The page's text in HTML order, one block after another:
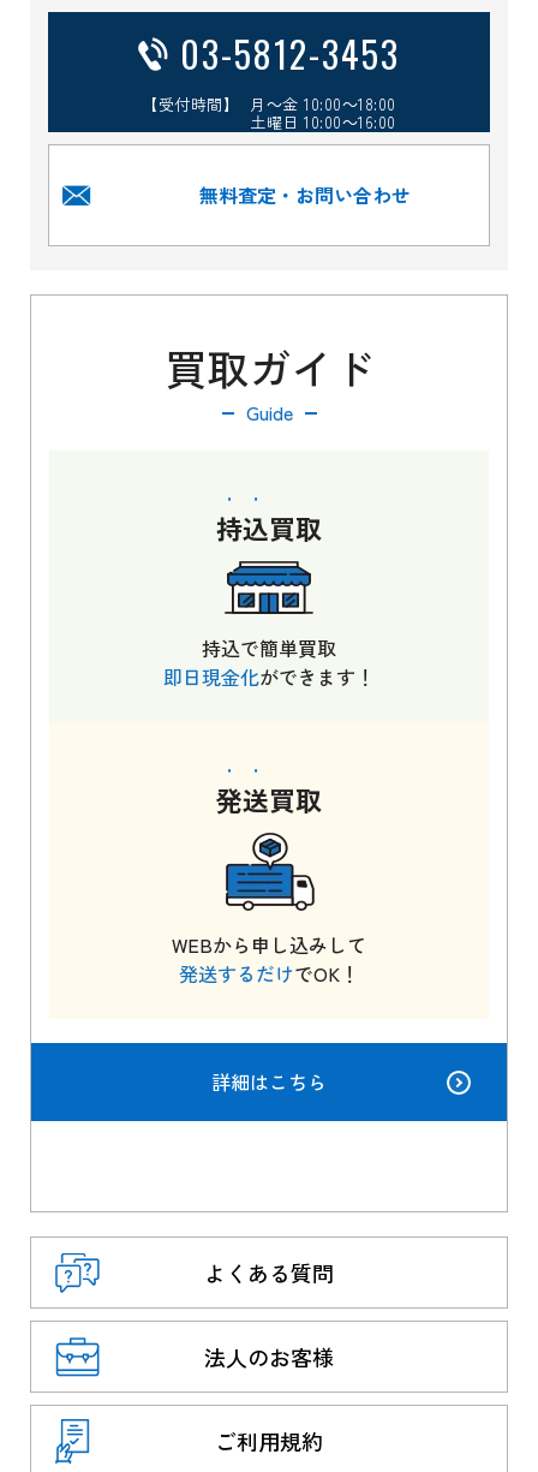
03-5812-3453
【受付時間】 月～金 10:00～18:00
土曜日 10:00～16:00
無料査定・お問い合わせ
買取ガイド
Guide
持込買取
持込で簡単買取
即日現金化ができます！
発送買取
WEBから申し込みして
発送するだけでOK！
詳細はこちら
よくある質問
法人のお客様
ご利用規約